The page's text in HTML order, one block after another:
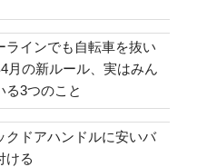
ラインでも自転車を抜い
月の新ルール、実はみん
る3つのこと
クドアハンドルに安いバ
ける